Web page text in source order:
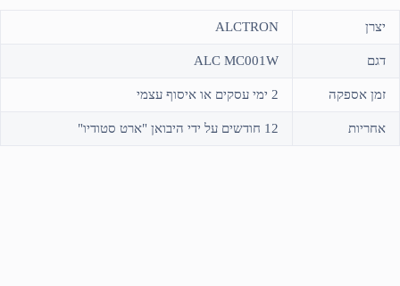
יצרן ALCTRON
דגם ALC MC001W
זמן אספקה 2 ימי עסקים או איסוף עצמי
אחריות 12 חודשים על ידי היבואן "ארט סטודיו"